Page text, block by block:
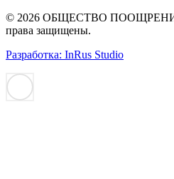
© 2026 ОБЩЕСТВО
права защищены.
Разработка: InRus Studio